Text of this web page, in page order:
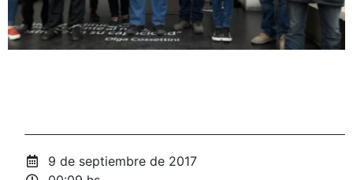
9 de septiembre de 2017